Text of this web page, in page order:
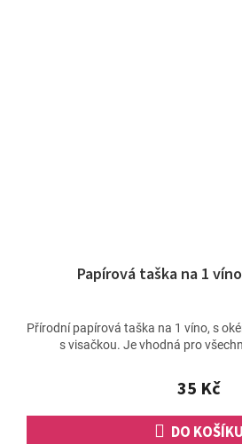
Papírová taška na 1
35 Kč
DO KOŠÍKU
Přírodní papírová taška na 1 víno, s
s visačkou. Je vhodná pro